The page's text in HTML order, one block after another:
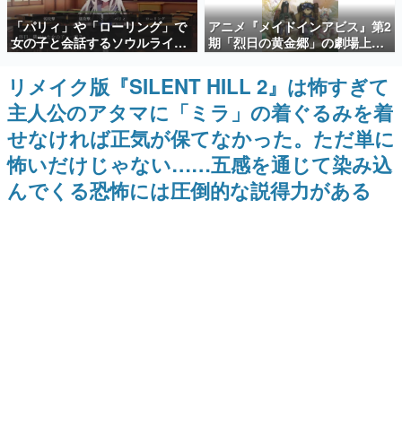
殿堂入り記事
SNS拡散数が数千以上！ ページビュー数万以上！ などな
ど。多くの人々に読まれた、電ファミ渾身の“殿堂入り”記
事をまとめました。
ゲームの企画書
名作ゲームクリエイターの方々に製作時のエピソードをお
聞きし、ヒットする企画（ゲーム）とは何か？を探ってい
きます。
赫本
この物語を解いてはいけない。『赫本』は、〈試験問題〉
の形をした短編ホラー小説集です。
「パリィ」や「ローリング」で
女の子と会話するソウルライク
恋愛ゲーム『小早川さんはソウ
ルライク』無料公開。返事に失
敗すると「YOU DIED」
アニメ『メイドインアビス』第2
期「烈日の黄金郷」の劇場上映
が決定！レグ役・伊瀬茉莉也さ
んらが登壇する舞台挨拶も実施
リメイク版『SILENT HILL 2』は怖すぎて
主人公のアタマに「ミラ」の着ぐるみを着
せなければ正気が保てなかった。ただ単に
怖いだけじゃない……五感を通じて染み込
んでくる恐怖には圧倒的な説得力がある